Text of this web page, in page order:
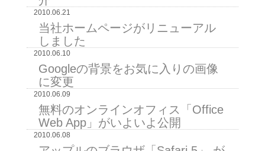
2010.06.21
当社ホームページがリニューアル
しました
2010.06.10
Googleの背景をお気に入りの画像
に変更
2010.06.09
無料のオンラインオフィス「Office
Web App」がいよいよ公開
2010.06.08